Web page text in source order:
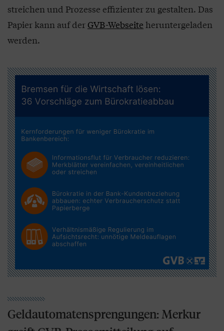
streichen und Prozesse effizienter zu gestalten. Das
Papier kann auf der GVB-Webseite heruntergeladen
werden.
Geldautomatensprengungen: Merkur